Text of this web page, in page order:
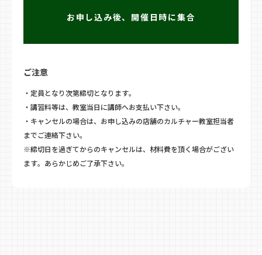
お申し込み後、開催日時に集合
ご注意
・定員となり次第締切となります。
・講習料等は、教室当日に講師へお支払い下さい。
・キャンセルの場合は、お申し込みの店舗のカルチャー教室担当者
までご連絡下さい。
※締切日を過ぎてからのキャンセルは、材料費を頂く場合がござい
ます。あらかじめご了承下さい。